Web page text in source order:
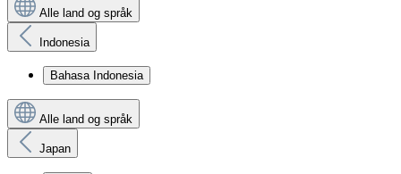
Alle land og språk
Indonesia
Bahasa Indonesia
Alle land og språk
Japan